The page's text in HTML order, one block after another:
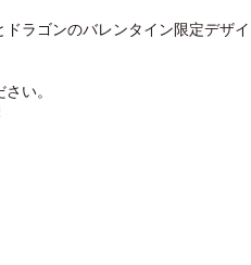
ラゴンのバレンタイン限定デザ
い。